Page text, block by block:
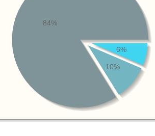
6%
10%
84%